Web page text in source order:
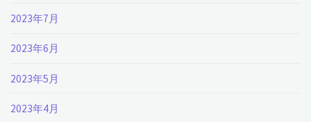
2023年7月
2023年6月
2023年5月
2023年4月